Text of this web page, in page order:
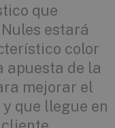
que
estará
color
apuesta de la
mejorar el
que llegue en